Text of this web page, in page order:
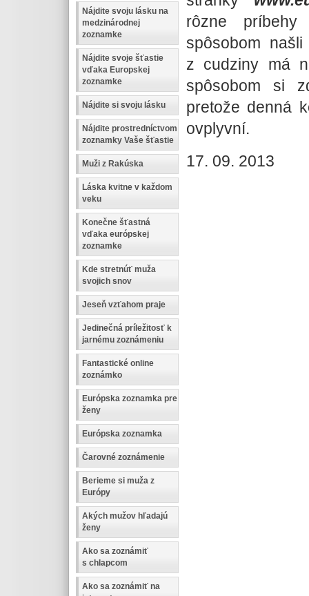
Nájdite svoju lásku na
medzinárodnej
zoznamke
Nájdite svoje šťastie
vďaka Europskej
zoznamke
Nájdite si svoju lásku
Nájdite prostredníctvom
zoznamky Vaše šťastie
Muži z Rakúska
Láska kvitne v každom
veku
Konečne šťastná
vďaka európskej
zoznamke
Kde stretnúť muža
svojich snov
Jeseň vzťahom praje
Jedinečná príležitosť k
jarnému zoznámeniu
Fantastické online
zoznámko
Európska zoznamka pre
ženy
Európska zoznamka
Čarovné zoznámenie
Berieme si muža z
Európy
Akých mužov hľadajú
ženy
Ako sa zoznámiť
s chlapcom
Ako sa zoznámiť na
rôzne
spôsobom
z cudziny má
spôsobom si
pretože denná
ovplyvní.
17. 09. 2013